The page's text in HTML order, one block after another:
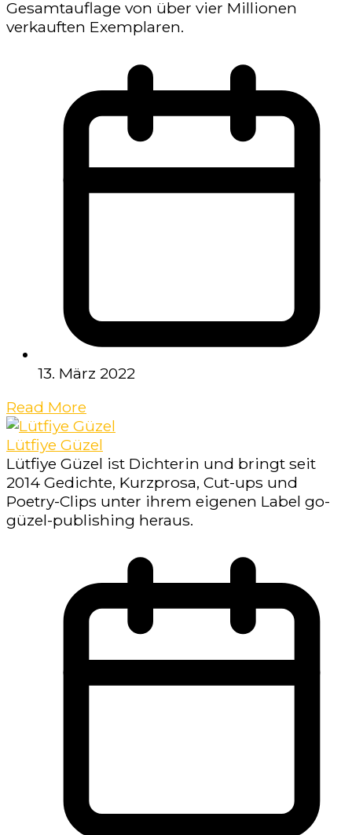
Gesamtauflage von über vier Millionen
verkauften Exemplaren.
13. März 2022
Read More
Lütfiye Güzel
Lütfiye Güzel ist Dichterin und bringt seit
2014 Gedichte, Kurzprosa, Cut-ups und
Poetry-Clips unter ihrem eigenen Label go-
güzel-publishing heraus.